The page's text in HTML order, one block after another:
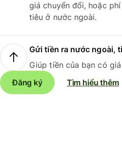
giá chuyển đổi, hoặc
tiêu ở nước ngoài.
Gửi tiền ra nước ngoài,
Giúp tiền của bạn có
Đăng ký
Tìm hiểu thêm